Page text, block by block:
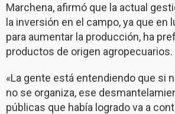
Marchena, afirmó que la actual
la inversión en el campo, ya que en
para aumentar la producción, ha
productos de origen agropecuarios.
«La gente está entendiendo que si
no se organiza, ese
públicas que había logrado va a